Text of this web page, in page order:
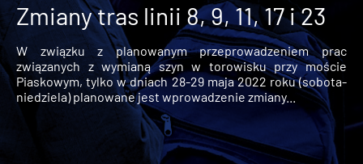
Zmiany tras linii 8, 9, 11, 17 i 23
W związku z planowanym przeprowadzeniem prac
związanych z wymianą szyn w torowisku przy moście
Piaskowym, tylko w dniach 28-29 maja 2022 roku (sobota-
niedziela) planowane jest wprowadzenie zmiany...